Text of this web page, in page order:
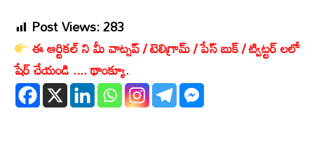
Post Views:283
ఈ ఆర్టికల్ ని మీ వాట్సప్ / టెలిగ్రామ్ / పేస్ బుక్ / ట్విట్టర్ లలో
షేర్ చేయండి .... థాంక్యూ.